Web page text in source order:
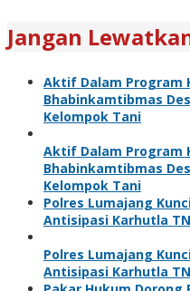
Jangan
Aktif Dalam Program
Bhabinkamtibmas
Kelompok Tani
Aktif Dalam Program
Bhabinkamtibmas
Kelompok Tani
Polres Lumajang
Antisipasi Karhutla
Polres Lumajang
Antisipasi Karhutla